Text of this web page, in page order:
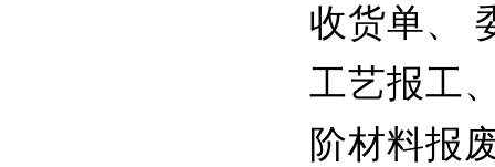
收货单、
工艺报工
阶材料报